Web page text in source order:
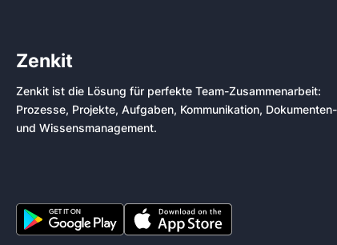
Zenkit
Zenkit ist die Lösung für perfekte Team-Zusammenarbeit:
Prozesse, Projekte, Aufgaben, Kommunikation, Dokumenten-
und Wissensmanagement.